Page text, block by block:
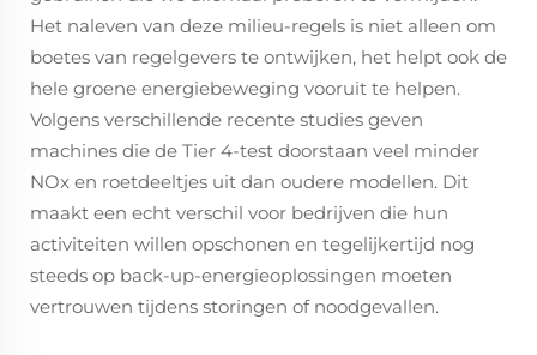
Het naleven van deze milieu-regels is niet alleen om
boetes van regelgevers te ontwijken, het helpt ook de
hele groene energiebeweging vooruit te helpen.
Volgens verschillende recente studies geven
machines die de Tier 4-test doorstaan veel minder
NOx en roetdeeltjes uit dan oudere modellen. Dit
maakt een echt verschil voor bedrijven die hun
activiteiten willen opschonen en tegelijkertijd nog
steeds op back-up-energieoplossingen moeten
vertrouwen tijdens storingen of noodgevallen.